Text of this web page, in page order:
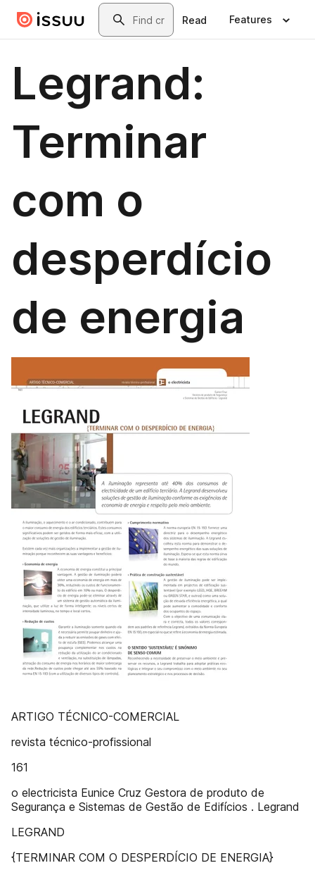
Skip to main contentSearch
Read Features
Legrand:
Terminar
com o
desperdício
de energia
ARTIGO TÉCNICO-COMERCIAL
revista técnico-profissional
161
o electricista Eunice Cruz Gestora de produto de
Segurança e Sistemas de Gestão de Edifícios . Legrand
LEGRAND
{TERMINAR COM O DESPERDÍCIO DE ENERGIA}